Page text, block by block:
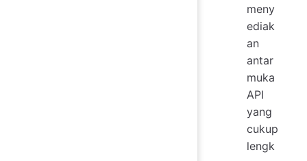
meny
ediak
an
antar
muka
API
yang
cukup
lengk